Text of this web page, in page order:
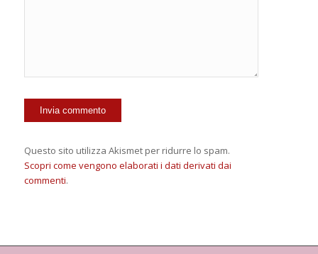
Questo sito utilizza Akismet per ridurre lo spam.
Scopri come vengono elaborati i dati derivati dai
commenti.